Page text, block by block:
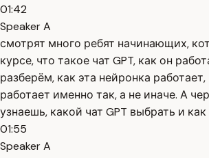
01:42
Speaker A
смотрят много ребят начинающих,
курсе, что такое чат GPT, как он
разберём, как эта нейронка
работает именно так, а не иначе. А
узнаешь, какой чат GPT выбрать и как
01:55
Speaker A